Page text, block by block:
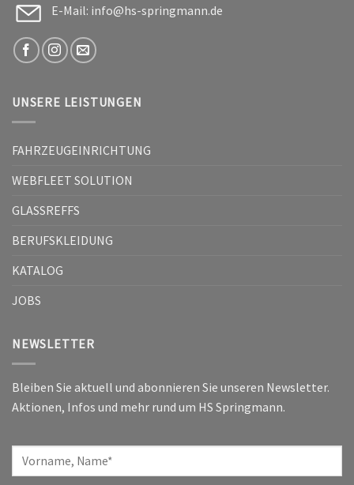
E-Mail: info@hs-springmann.de
UNSERE LEISTUNGEN
FAHRZEUGEINRICHTUNG
WEBFLEET SOLUTION
GLASSREFFS
BERUFSKLEIDUNG
KATALOG
JOBS
NEWSLETTER
Bleiben Sie aktuell und abonnieren Sie unseren Newsletter.
Aktionen, Infos und mehr rund um HS Springmann.